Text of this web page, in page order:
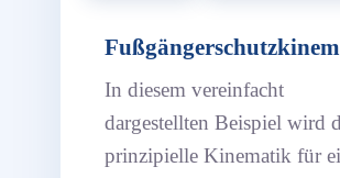
In diesem vereinfacht
dargestellten Beispiel wird
prinzipielle Kinematik für